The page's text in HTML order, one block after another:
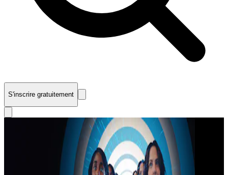
S'inscrire gratuitement